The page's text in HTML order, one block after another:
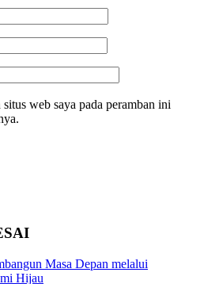
web saya pada peramban ini